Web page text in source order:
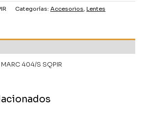
Categorías: Accesorios, Lentes
404/S SQPIR